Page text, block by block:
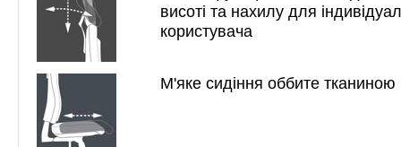
висоті та нахилу для
користувача
М'яке сидіння оббите тканиною